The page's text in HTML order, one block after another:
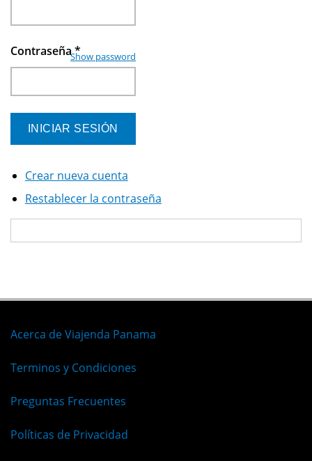
Contraseña*
Show password
Crear nueva cuenta
Restablecer la contraseña
Acerca de Viajenda Panama
Terminos y Condiciones
Preguntas Frecuentes
Políticas de Privacidad